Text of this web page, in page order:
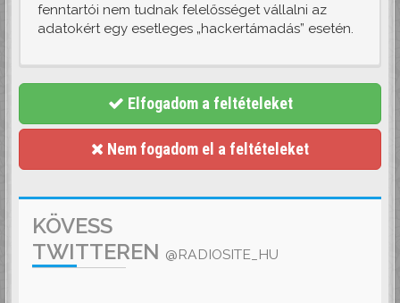
fenntartói nem tudnak felelősséget vállalni az
adatokért egy esetleges „hackertámadás” esetén.
Elfogadom a feltételeket
Nem fogadom el a feltételeket
KÖVESS
TWITTEREN @RADIOSITE_HU